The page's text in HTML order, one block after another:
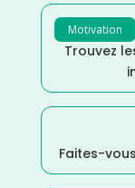
Motivation
Trouvez
Faites-